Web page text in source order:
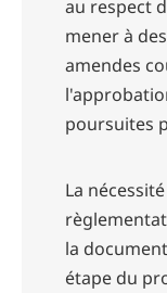
au respect
mener à
amendes
poursuites
La
la
étape du